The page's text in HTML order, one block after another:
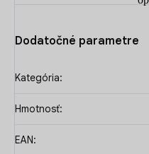
Dodatočné parametre
Kategória:
Hmotnosť:
EAN: